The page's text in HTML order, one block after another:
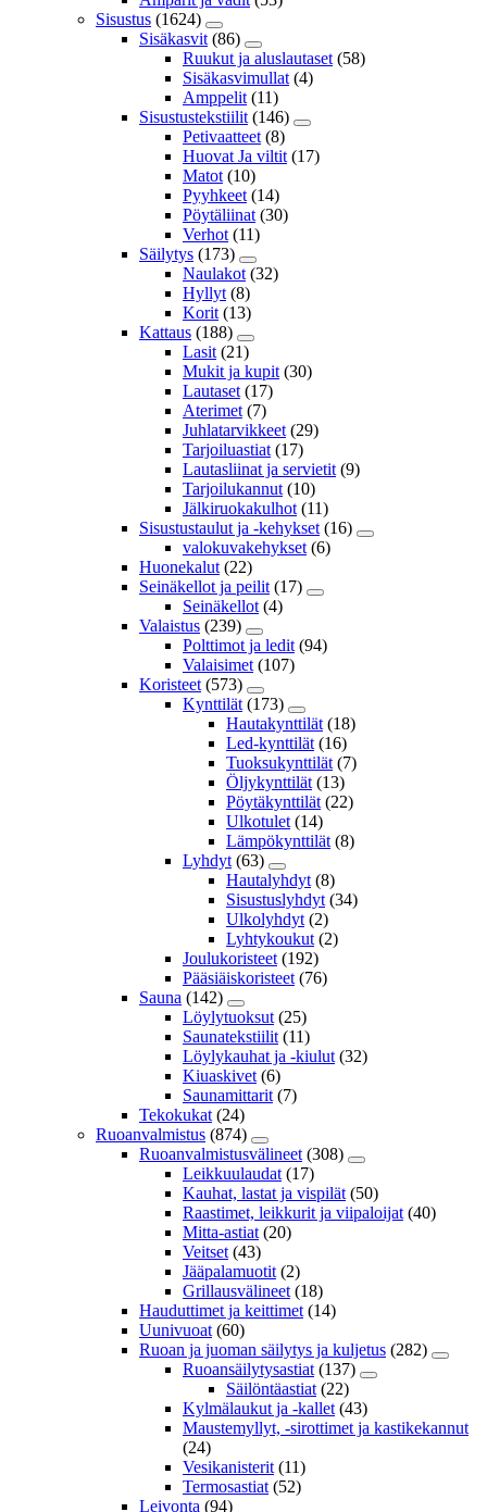
Sisustus (1624)
Sisäkasvit (86)
Ruukut ja aluslautaset (58)
Sisäkasvimullat (4)
Amppelit (11)
Sisustustekstiilit (146)
Petivaatteet (8)
Huovat Ja viltit (17)
Matot (10)
Pyyhkeet (14)
Pöytäliinat (30)
Verhot (11)
Säilytys (173)
Naulakot (32)
Hyllyt (8)
Korit (13)
Kattaus (188)
Lasit (21)
Mukit ja kupit (30)
Lautaset (17)
Aterimet (7)
Juhlatarvikkeet (29)
Tarjoiluastiat (17)
Lautasliinat ja servietit (9)
Tarjoilukannut (10)
Jälkiruokakulhot (11)
Sisustustaulut ja -kehykset (16)
valokuvakehykset (6)
Huonekalut (22)
Seinäkellot ja peilit (17)
Seinäkellot (4)
Valaistus (239)
Polttimot ja ledit (94)
Valaisimet (107)
Koristeet (573)
Kynttilät (173)
Hautakynttilät (18)
Led-kynttilät (16)
Tuoksukynttilät (7)
Öljykynttilät (13)
Pöytäkynttilät (22)
Ulkotulet (14)
Lämpökynttilät (8)
Lyhdyt (63)
Hautalyhdyt (8)
Sisustuslyhdyt (34)
Ulkolyhdyt (2)
Lyhtykoukut (2)
Joulukoristeet (192)
Pääsiäiskoristeet (76)
Sauna (142)
Löylytuoksut (25)
Saunatekstiilit (11)
Löylykauhat ja -kiulut (32)
Kiuaskivet (6)
Saunamittarit (7)
Tekokukat (24)
Ruoanvalmistus (874)
Ruoanvalmistusvälineet (308)
Leikkuulaudat (17)
Kauhat, lastat ja vispilät (50)
Raastimet, leikkurit ja viipaloijat (40)
Mitta-astiat (20)
Veitset (43)
Jääpalamuotit (2)
Grillausvälineet (18)
Hauduttimet ja keittimet (14)
Uunivuoat (60)
Ruoan ja juoman säilytys ja kuljetus (282)
Ruoansäilytysastiat (137)
Säilöntäastiat (22)
Kylmälaukut ja -kallet (43)
Maustemyllyt, -sirottimet ja kastikekannut
(24)
Vesikanisterit (11)
Termosastiat (52)
Leivonta (94)